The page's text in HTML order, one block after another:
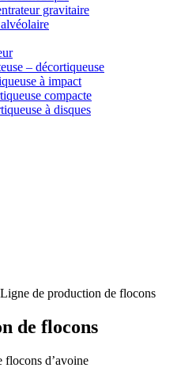
gravitaire
– décortiqueuse
à impact
compacte
à disques
Ligne de production de flocons
de flocons
flocons d’avoine